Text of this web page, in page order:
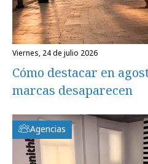
viernes, 24 de julio 2026
Cómo destacar en
marcas desaparecen
Agencias